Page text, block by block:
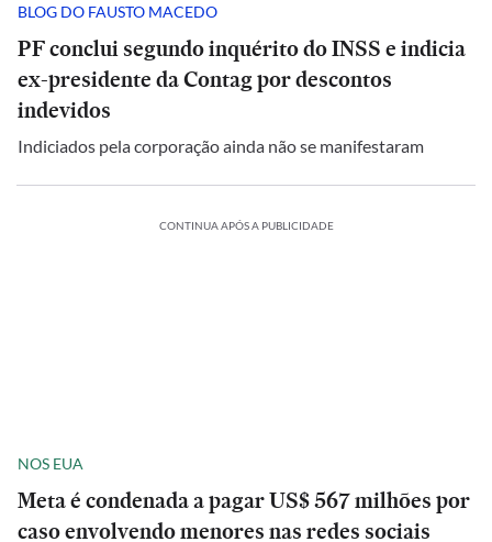
BLOG DO FAUSTO MACEDO
PF conclui segundo inquérito do INSS e indicia
ex-presidente da Contag por descontos
indevidos
Indiciados pela corporação ainda não se manifestaram
CONTINUA APÓS A PUBLICIDADE
NOS EUA
Meta é condenada a pagar US$ 567 milhões por
caso envolvendo menores nas redes sociais